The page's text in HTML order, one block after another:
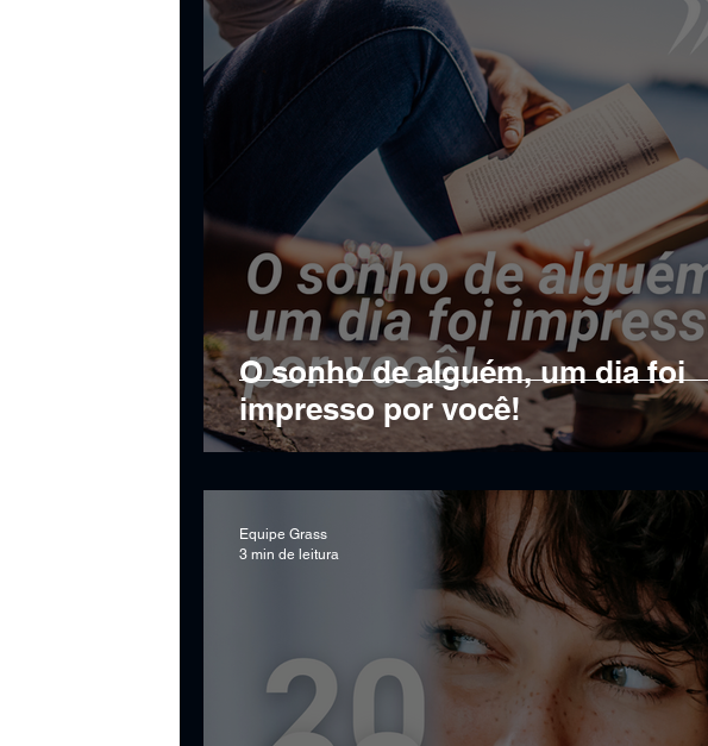
O sonho de alguém, um dia foi
impresso por você!
Equipe Grass
3 min de leitura